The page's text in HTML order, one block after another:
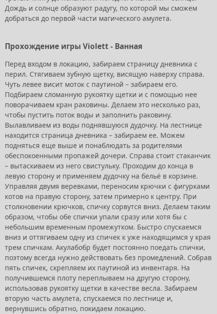
Дождь и солнце образуют радугу, по которой мы сможем
добраться до первой части магического амулета.
Прохождение игры Violett - Ванная
Перед входом в локацию, забираем страницу дневника с
перил. Стягиваем зубную щетку, висящую наверху справа.
Чуть левее висит моток с паутиной – забираем его.
Подбираем сломанную рукоятку щетки и с помощью нее
поворачиваем кран раковины. Делаем это несколько раз,
чтобы пустить поток воды и заполнить раковину.
Вылавливаем из воды поднявшуюся дудочку. На лестнице
находится страница дневника – забираем ее. Можем
подняться еще выше и понаблюдать за родителями
обеспокоенными пропажей дочери. Справа стоит стаканчик
– вытаскиваем из него свистульку. Проходим до конца в
левую сторону и применяем дудочку на бельё в корзине.
Управляя двумя веревками, переносим крючки с фигурками
котов на правую сторону, затем примерно к центру. При
столкновении крючков, спичку сорвутся вниз. Делаем таким
образом, чтобы обе спички упали сразу или хотя бы с
небольшим временным промежутком. Быстро спускаемся
вниз и оттягиваем одну из спичек к уже находящимся у края
трем спичкам. Акулабобр будет постоянно поедать спички,
поэтому всегда нужно действовать без промедлений. Собрав
пять спичек, скрепляем их паутиной из инвентаря. На
получившемся плоту переплываем на другую сторону,
использовав рукоятку щетки в качестве весла. Забираем
вторую часть амулета, спускаемся по лестнице и,
вернувшись обратно, покидаем локацию.